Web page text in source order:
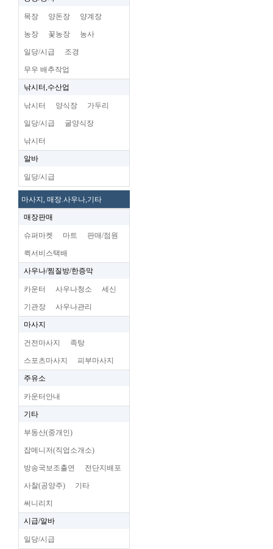
목장 양돈장 양계장
농장 꽃농장 농사
일당/시급 조경
무우 배추작업
낚시터,수산업
낚시터 양식장 가두리
일당/시급 굴양식장
낚시터
알바
일당/시급
마사지, 매장.사우나,기타
매장판매
슈퍼마켓 마트 판매/점원
퀵서비스택배
사우나/찜질방/한증막
카운터 사우나청소 세신
기관장 사우나관리
마사지
건전마사지 족탕
스포츠마사지 피부마사지
주유소
카운터안내
기타
부동산(중개인)
잡메니저(직업소개소)
방송국보조출연 전단지배포
사찰(공양주) 기타
써니리치
시급/알바
일당/시급